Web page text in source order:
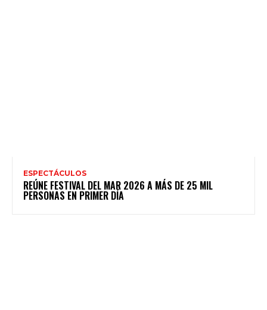
ESPECTÁCULOS
REÚNE FESTIVAL DEL MAR 2026 A MÁS DE 25 MIL
PERSONAS EN PRIMER DÍA